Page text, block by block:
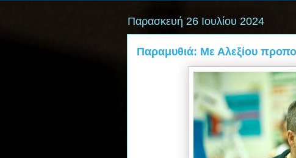
Παρασκευή 26 Ιουλίου 2024
Παραμυθιά: Με Αλεξίου